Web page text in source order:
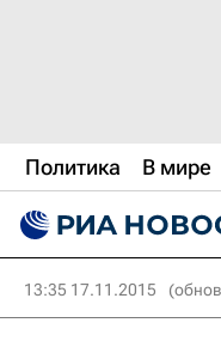
Политика В мире
13:35 17.11.2015